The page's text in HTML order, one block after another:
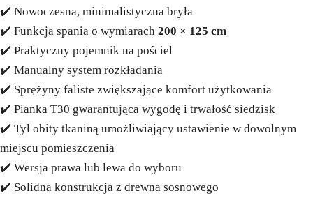
✔️ Nowoczesna, minimalistyczna bryła
✔️ Funkcja spania o wymiarach 200 × 125 cm
✔️ Praktyczny pojemnik na pościel
✔️ Manualny system rozkładania
✔️ Sprężyny faliste zwiększające komfort użytkowania
✔️ Pianka T30 gwarantująca wygodę i trwałość siedzisk
✔️ Tył obity tkaniną umożliwiający ustawienie w dowolnym
miejscu pomieszczenia
✔️ Wersja prawa lub lewa do wyboru
✔️ Solidna konstrukcja z drewna sosnowego